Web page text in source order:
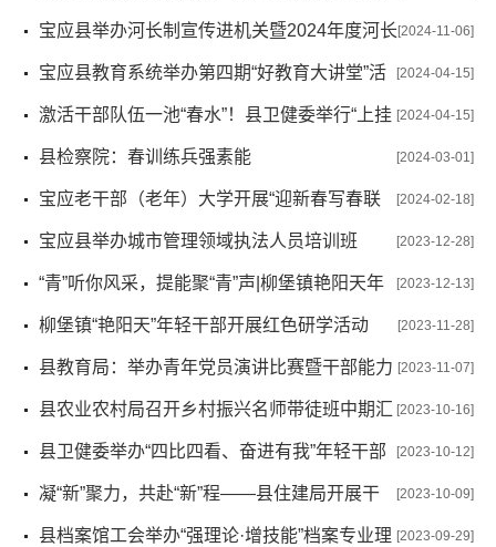
风提升 [2024-11-06]
宝应县举办河长制宣传进机关暨2024年度河长
制工作业务骨干培训 [2024-04-15]
宝应县教育系统举办第四期“好教育大讲堂”活
动 [2024-04-15]
激活干部队伍一池“春水”！县卫健委举行“上挂
下派”年轻干部集中见面会 [2024-03-01]
县检察院：春训练兵强素能
[2024-02-18]
宝应老干部（老年）大学开展“迎新春写春联
送祝福”志愿服务活动 [2023-12-28]
宝应县举办城市管理领域执法人员培训班
[2023-12-13]
“青”听你风采，提能聚“青”声|柳堡镇艳阳天年
轻干部成功举办演讲比赛活动 [2023-11-28]
柳堡镇“艳阳天”年轻干部开展红色研学活动
[2023-11-07]
县教育局：举办青年党员演讲比赛暨干部能力
作风提升专题讲座 [2023-10-16]
县农业农村局召开乡村振兴名师带徒班中期汇
报会 [2023-10-12]
县卫健委举办“四比四看、奋进有我”年轻干部
“说”活动 [2023-10-09]
凝“新”聚力，共赴“新”程——县住建局开展干
部集体谈话 [2023-09-29]
县档案馆工会举办“强理论·增技能”档案专业理